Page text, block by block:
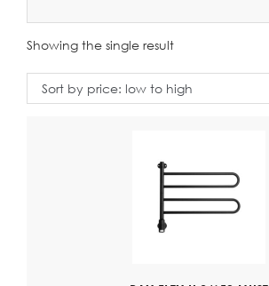
Showing the single result